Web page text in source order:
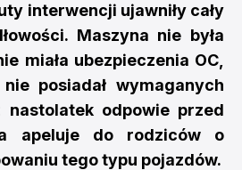
interwencji ujawniły cały
Maszyna nie była
miała ubezpieczenia OC,
posiadał wymaganych
nastolatek odpowie przed
apeluje do rodziców o
tego typu pojazdów.